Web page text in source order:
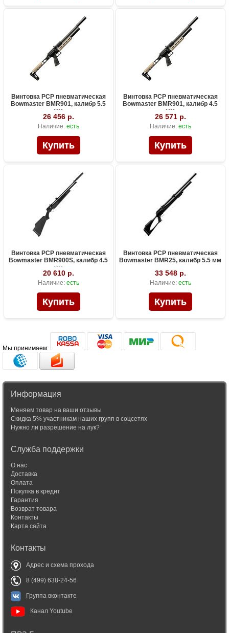
Винтовка PCP пневматическая
Bowmaster BMR901, калибр 5.5
мм
26 456 р.
Наличие: есть
Винтовка PCP пневматическая
Bowmaster BMR901, калибр 4.5
мм
26 571 р.
Наличие: есть
Винтовка PCP пневматическая
Bowmaster BMR900S, калибр 4.5
мм
20 610 р.
Наличие: есть
Винтовка PCP пневматическая
Bowmaster BMR25, калибр 5.5 мм
33 548 р.
Наличие: есть
Мы принимаем:
Информация
Меняем товар на ваши отзывы
Скидка 5% участникам наших групп в соцсетях
Нужно ли разрешение на лук?
Служба поддержки
О нас
Доставка
Оплата
Покупка в кредит
Гарантия
Возврат товара
Контакты
Карта сайта
Контакты
Адрес и схема прохода
8 (499) 638-24-56
Группа вконтакте
Канал Youtube